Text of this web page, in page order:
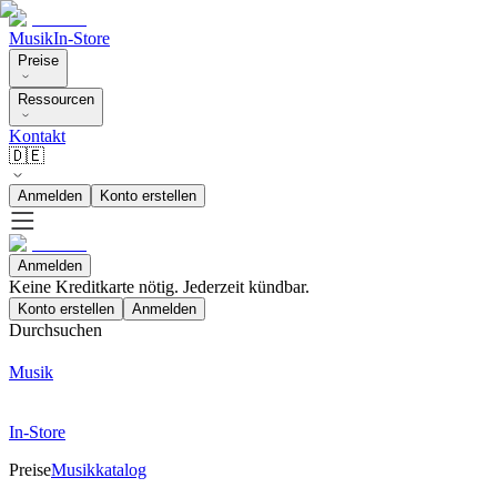
MusikIn-Store
Preise
Ressourcen
Kontakt
🇩🇪
Anmelden Konto erstellen
Anmelden
Keine Kreditkarte nötig. Jederzeit kündbar.
Konto erstellen Anmelden
Durchsuchen
Musik
In-Store
PreiseMusikkatalog